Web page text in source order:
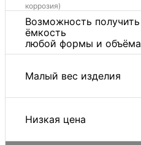
коррозия)
Возможность получить
ёмкость
любой формы и объёма
Малый вес изделия
Низкая цена